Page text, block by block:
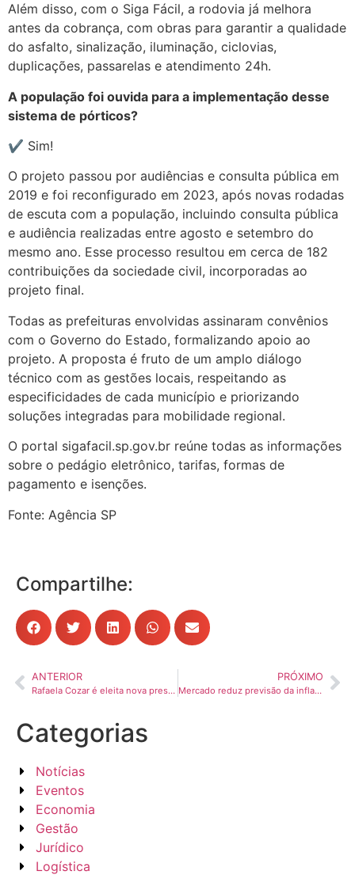
Além disso, com o Siga Fácil, a rodovia já melhora
antes da cobrança, com obras para garantir a qualidade
do asfalto, sinalização, iluminação, ciclovias,
duplicações, passarelas e atendimento 24h.
A população foi ouvida para a implementação desse
sistema de pórticos?
✔️ Sim!
O projeto passou por audiências e consulta pública em
2019 e foi reconfigurado em 2023, após novas rodadas
de escuta com a população, incluindo consulta pública
e audiência realizadas entre agosto e setembro do
mesmo ano. Esse processo resultou em cerca de 182
contribuições da sociedade civil, incorporadas ao
projeto final.
Todas as prefeituras envolvidas assinaram convênios
com o Governo do Estado, formalizando apoio ao
projeto. A proposta é fruto de um amplo diálogo
técnico com as gestões locais, respeitando as
especificidades de cada município e priorizando
soluções integradas para mobilidade regional.
O portal sigafacil.sp.gov.br reúne todas as informações
sobre o pedágio eletrônico, tarifas, formas de
pagamento e isenções.
Fonte: Agência SP
Compartilhe:
ANTERIOR
Rafaela Cozar é eleita nova presidente do SINDICAMP para o triênio 2026-2028
PRÓXIMO
Mercado reduz previsão da inflação para 4,46%, abaixo do teto da meta
Categorias
Notícias
Eventos
Economia
Gestão
Jurídico
Logística